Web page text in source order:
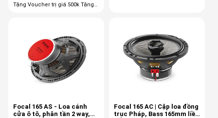
Tặng Voucher trị giá 500k Tặng
Focal 165 AS - Loa cánh
cửa ô tô, phân tần 2 way,
Focal 165 AC | Cặp loa đồng
trục Pháp, Bass 165mm liền